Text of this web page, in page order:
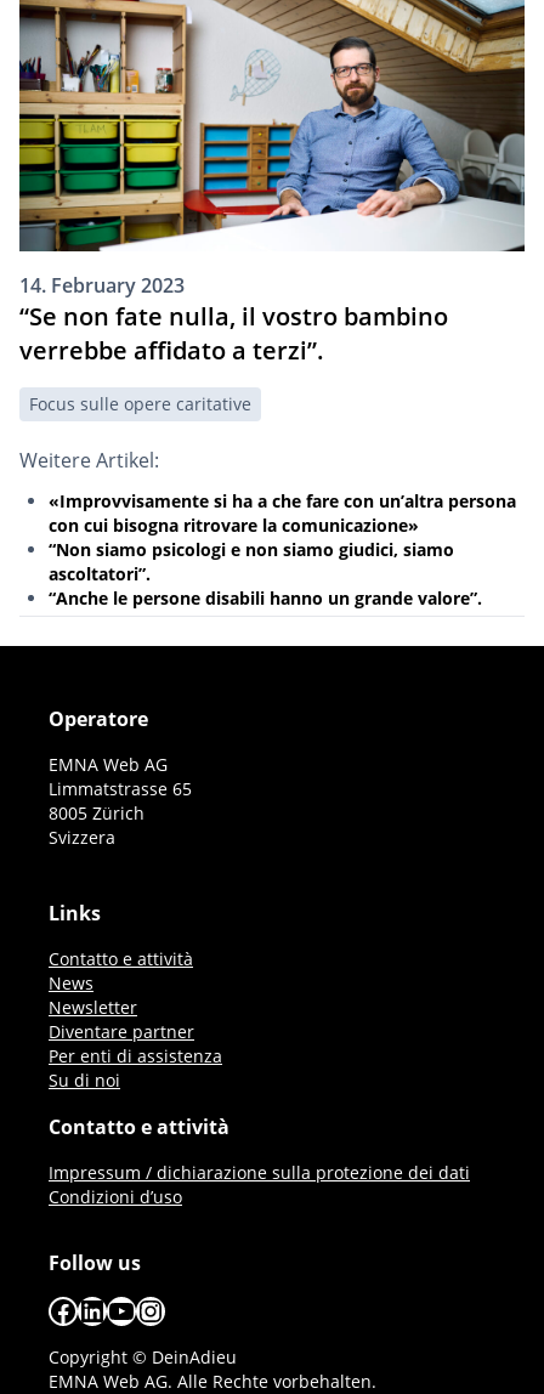
14. February 2023
“Se non fate nulla, il vostro bambino
verrebbe affidato a terzi”.
Focus sulle opere caritative
Weitere Artikel:
«Improvvisamente si ha a che fare con un’altra persona
con cui bisogna ritrovare la comunicazione»
“Non siamo psicologi e non siamo giudici, siamo
ascoltatori”.
“Anche le persone disabili hanno un grande valore”.
Operatore
EMNA Web AG
Limmatstrasse 65
8005 Zürich
Svizzera
Links
Contatto e attività
News
Newsletter
Diventare partner
Per enti di assistenza
Su di noi
Contatto e attività
Impressum / dichiarazione sulla protezione dei dati
Condizioni d’uso
Follow us
Facebook
LinkedIn
YouTube
Instagram
Copyright © DeinAdieu
EMNA Web AG. Alle Rechte vorbehalten.